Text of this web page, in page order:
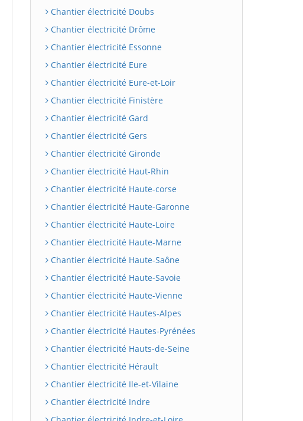
Chantier électricité Doubs
Chantier électricité Drôme
Chantier électricité Essonne
Chantier électricité Eure
Chantier électricité Eure-et-Loir
Chantier électricité Finistère
Chantier électricité Gard
Chantier électricité Gers
Chantier électricité Gironde
Chantier électricité Haut-Rhin
Chantier électricité Haute-corse
Chantier électricité Haute-Garonne
Chantier électricité Haute-Loire
Chantier électricité Haute-Marne
Chantier électricité Haute-Saône
Chantier électricité Haute-Savoie
Chantier électricité Haute-Vienne
Chantier électricité Hautes-Alpes
Chantier électricité Hautes-Pyrénées
Chantier électricité Hauts-de-Seine
Chantier électricité Hérault
Chantier électricité Ile-et-Vilaine
Chantier électricité Indre